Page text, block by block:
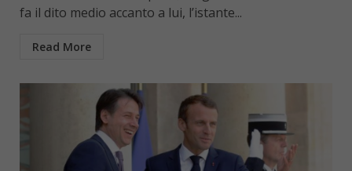
fa il dito medio accanto a lui, l’istante...
Read More